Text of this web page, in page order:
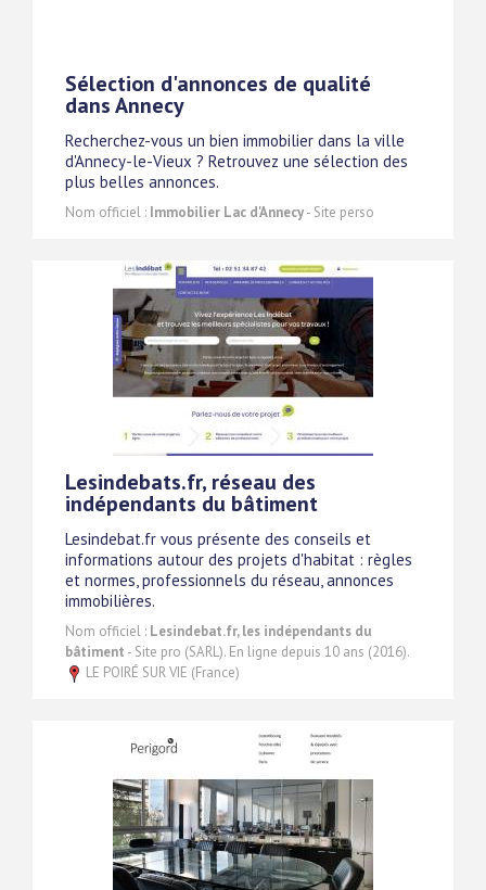
Sélection d'annonces de qualité
dans Annecy
Recherchez-vous un bien immobilier dans la ville
d'Annecy-le-Vieux ? Retrouvez une sélection des
plus belles annonces.
Nom officiel : Immobilier Lac d'Annecy- Site perso
Lesindebats.fr, réseau des
indépendants du bâtiment
Lesindebat.fr vous présente des conseils et
informations autour des projets d'habitat : règles
et normes, professionnels du réseau, annonces
immobilières.
Nom officiel : Lesindebat.fr, les indépendants du
bâtiment - Site pro (SARL). En ligne depuis 10 ans (2016).
LE POIRÉ SUR VIE (France)